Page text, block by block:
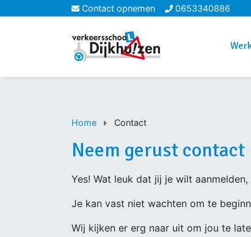
Contact opnemen 0653340886
Home Contact
Neem gerust contact
Yes! Wat leuk dat jij je wilt
Je kan vast niet wachten om te
Wij kijken er erg naar uit om jou te